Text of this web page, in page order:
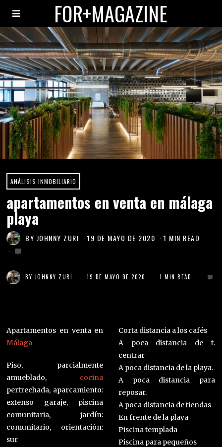
ANÁLISIS INMOBILIARIO
apartamentos en venta en málaga
playa
BY JOHNNY ZURI 19 DE MAYO DE 2020 1 MIN READ
FOR+MAGAZINE
BY JOHNNY ZURI 19 DE MAYO DE 2020 1 MIN READ
Apartamentos en venta en
Málaga
Piso, parcialmente
amueblado, cocina
pertrechada, aparcamiento:
extenso garaje, piscina
comunitaria, jardín:
comunitario, orientación:
sur
Corta distancia a los cafés
A poca distancia de t.
centrar
A poca distancia de la playa.
A poca distancia para
reposar.
A poca distancia de tiendas
En frente de la playa
Piscina templada
Piscina para pequeños